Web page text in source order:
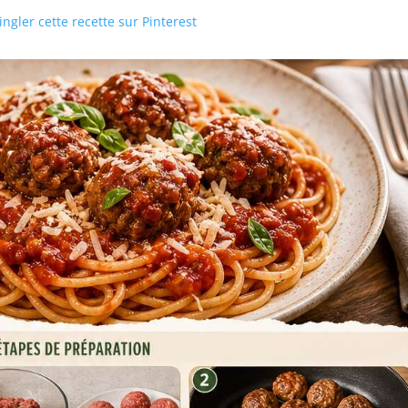
cette recette sur Pinterest